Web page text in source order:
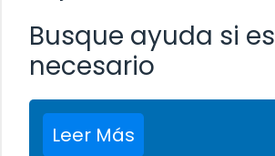
Busque ayuda si es
necesario
Leer Más